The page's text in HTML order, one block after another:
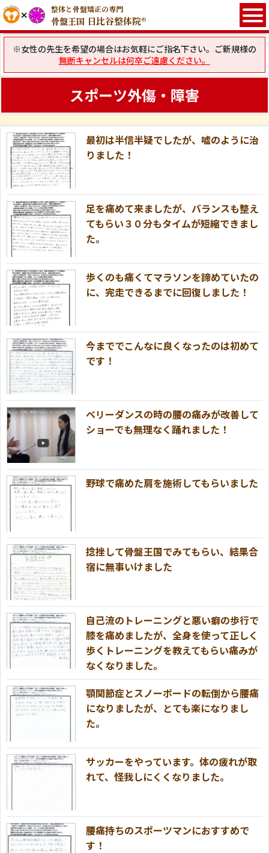
整体と骨盤矯正の専門
骨盤王国 日比谷整体院®
※女性の先生を希望の場合はお気軽にご指名下さい。ご新規様の
無断キャンセルは何卒ご遠慮ください。
スポーツ外傷・障害
最初は半信半疑でしたが、嘘のように治
りました！
足を痛めて来ましたが、バランスも整え
てもらい３０分もタイムが短縮できまし
た。
歩くのも痛くてマラソンを諦めていたの
に、完走できるまでに回復しました！
今まででこんなに良くなったのは初めて
です！
ベリーダンスの時の腰の痛みが改善して
ショーでも無理なく踊れました！
野球で痛めた肩を施術してもらいました
捻挫して骨盤王国でみてもらい、結果合
宿に無事いけました
自己流のトレーニングと悪い癖の歩行で
膝を痛めましたが、全身を使って正しく
歩くトレーニングを教えてもらい痛みが
なくなりました。
顎関節症とスノーボードの転倒から腰痛
になりましたが、とても楽になりまし
た。
サッカーをやっています。体の疲れが取
れて、怪我しにくくなりました。
腰痛持ちのスポーツマンにおすすめで
す！